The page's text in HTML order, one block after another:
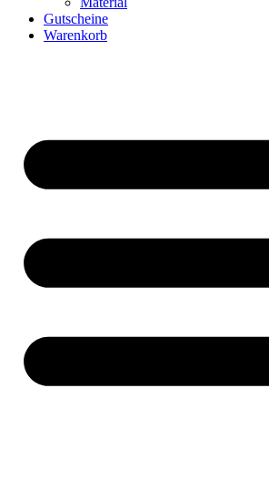
Gutscheine
Warenkorb